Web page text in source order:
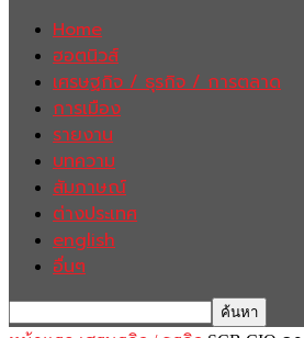
Home
ฮอตนิวส์
เศรษฐกิจ / ธุรกิจ / การตลาด
การเมือง
รายงาน
บทความ
สัมภาษณ์
ต่างประเทศ
english
อื่นๆ